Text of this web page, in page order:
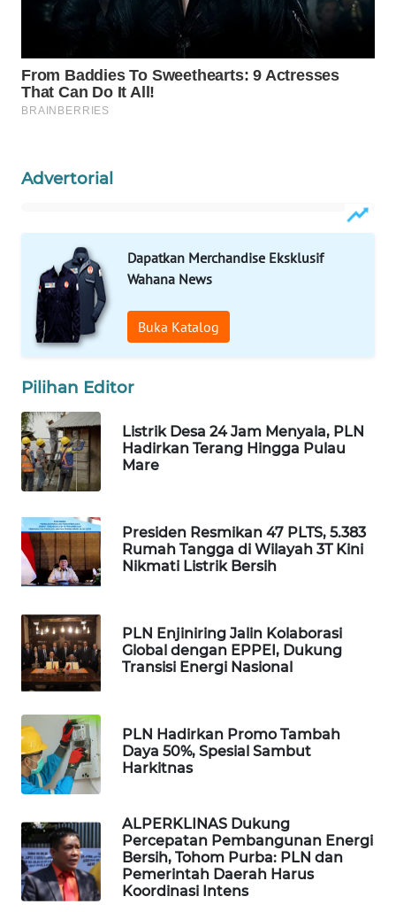
Advertorial
Dapatkan Merchandise Eksklusif
Wahana News
Buka Katalog
Pilihan Editor
Listrik Desa 24 Jam Menyala, PLN
Hadirkan Terang Hingga Pulau
Mare
Presiden Resmikan 47 PLTS, 5.383
Rumah Tangga di Wilayah 3T Kini
Nikmati Listrik Bersih
PLN Enjiniring Jalin Kolaborasi
Global dengan EPPEI, Dukung
Transisi Energi Nasional
PLN Hadirkan Promo Tambah
Daya 50%, Spesial Sambut
Harkitnas
ALPERKLINAS Dukung
Percepatan Pembangunan Energi
Bersih, Tohom Purba: PLN dan
Pemerintah Daerah Harus
Koordinasi Intens
WAHANA
TRAVEL
WAHANA
TV
CO ID
WAHANANEWS
NET
WAHANA
SPORT
WAHANA
UMKM
WAHANA
SELEB
WAHANA
PERSONA
OTOMOTIF
WAHANA
HEALTH
WAHANA
DESA
WISATA
LAPAK
WAHANA
Wahana
Network